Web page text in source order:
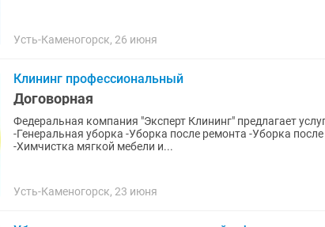
Усть-Каменогорск, 26 июня
Клининг профессиональный
Договорная
Федеральная компания "Эксперт Клининг" предлагает
-Генеральная уборка -Уборка после ремонта -Уборка
-Химчистка мягкой мебели и...
Усть-Каменогорск, 23 июня